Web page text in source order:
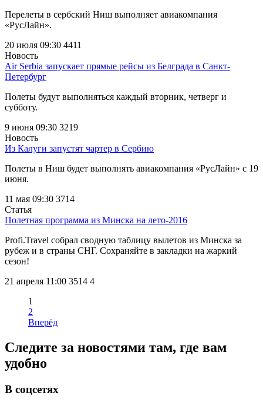
Перелеты в сербский Ниш выполняет авиакомпания
«РусЛайн».
20 июля 09:30 4411
Новость
Air Serbia запускает прямые рейсы из Белграда в Санкт-
Петербург
Полеты будут выполняться каждый вторник, четверг и
субботу.
9 июня 09:30 3219
Новость
Из Калуги запустят чартер в Сербию
Полеты в Ниш будет выполнять авиакомпания «РусЛайн» с 19
июня.
11 мая 09:30 3714
Статья
Полетная программа из Минска на лето-2016
Profi.Travel собрал сводную таблицу вылетов из Минска за
рубеж и в страны СНГ. Сохраняйте в закладки на жаркий
сезон!
21 апреля 11:00 3514 4
1
2
Вперёд
Следите за новостями там, где вам
удобно
В соцсетях